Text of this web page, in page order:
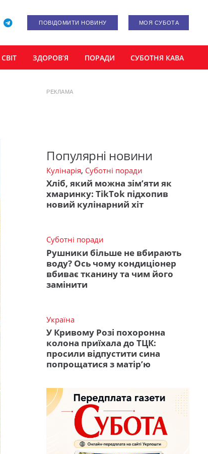
ПОВІДОМИТИ НОВИНУ МОЯ СУБОТА
СВІТ ЗДОРОВ’Я ПОРАДИ СУБОТНЯ КАВА
РЕКЛАМА
Популярні новини
Кулінарія, Суботні поради
Хліб, який можна зім’яти як
хмаринку: TikTok підхопив
новий кулінарний хіт
Суботні поради
Рушники більше не вбирають
воду? Ось чому кондиціонер
вбиває тканину та чим його
замінити
Україна
У Кривому Розі похоронна
колона приїхала до ТЦК:
просили відпустити сина
попрощатися з матір’ю